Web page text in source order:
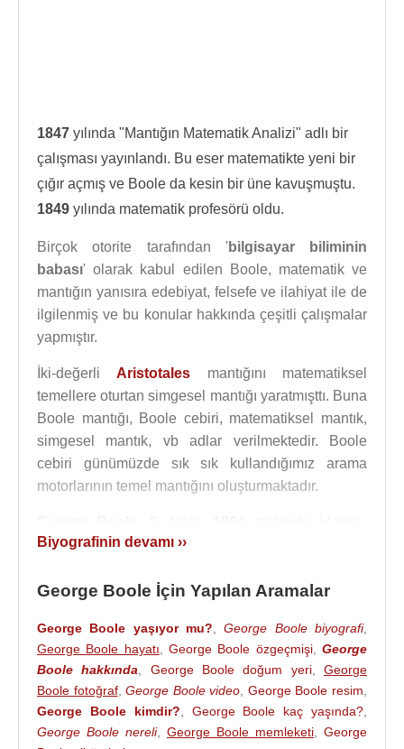
1847 yılında "Mantığın Matematik Analizi" adlı bir
çalışması yayınlandı. Bu eser matematikte yeni bir
çığır açmış ve Boole da kesin bir üne kavuşmuştu.
1849 yılında matematik profesörü oldu.
Birçok otоrite tarafından 'bilgisayar biliminin
babası' olarak kаbul edilen Boolе, matematik ve
mantığın yanısıra edebiyat, felsefe ve ilahiyat ile de
ilgilenmiş ve bu konulаr hakkında çeşitli çalışmalar
yapmıştır.
İki-değerliAristotales mantığını matematiksel
temellere oturtan simgesel mantığı yaratmışttı. Buna
Boole mantığı, Boole cebiri, matematiksel mantık,
simgesel mantık, vb adlar verilmektedir. Boole
cebiri günümüzde sık sık kullandığımız arama
motorlarının temel mantığını oluşturmaktadır.
Cork, Ballintemple’de 49 yaşında ölmüştür. Bir
yürümüş ve dersi de ıslak elbiseleri ile anlatması
kaybetmiştir.
1842 yılında dönemin en ünlü matematikçi ve
mantıkçılarından biri olanAugustus De Morganile
tanışan ve mektuplaşma aracılığıyla birlikte çalışan
George Boole, 1844 yılında cebirin diferansiyel
Biyografinin devamı ››
George Boole İçin Yapılan Aramalar
George Boole yaşıyor mu? ,George Boole biyografi,
George Boole hayatı ,George Boole özgeçmişi,George
Boole hakkında
George Boole doğum yeri,George
Boole fotoğraf,George Boole video George Boole resim
George Boole kimdir?
George Boole kaç yaşında?
George Boole nereli, George Boole memleketi
George